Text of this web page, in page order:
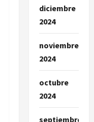
diciembre
2024
noviembre
2024
octubre
2024
septiembre